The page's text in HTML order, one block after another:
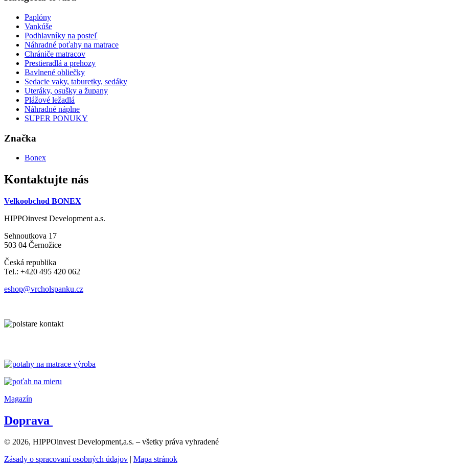
Paplóny
Vankúše
Podhlavníky na posteľ
Náhradné poťahy na matrace
Chrániče matracov
Prestieradlá a prehozy
Bavlnené obliečky
Sedacie vaky, taburetky, sedáky
Uteráky, osušky a župany
Plážové ležadlá
Náhradné náplne
SUPER PONUKY
Značka
Bonex
Kontaktujte nás
Velkoobchod BONEX
HIPPOinvest Development a.s.
Sehnoutkova 17
503 04 Černožice
Česká republika
Tel.: +420 495 420 062
eshop@vrcholspanku.cz
Magazín
Doprava
© 2026, HIPPOinvest Development,a.s. – všetky práva vyhradené
Zásady o spracovaní osobných údajov
Mapa stránok